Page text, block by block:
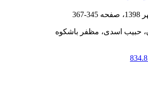
345-367
حبیب اسدی، مظفر باشکوه